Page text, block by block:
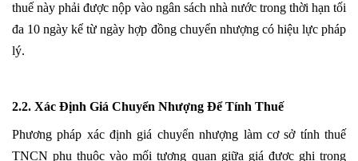
thuế này phải được nộp vào ngân sách nhà nước trong thời hạn tối
đa 10 ngày kể từ ngày hợp đồng chuyển nhượng có hiệu lực pháp
lý.
2.2. Xác Định Giá Chuyển Nhượng Để Tính Thuế
Phương pháp xác định giá chuyển nhượng làm cơ sở tính thuế
TNCN phụ thuộc vào mối tương quan giữa giá được ghi trong